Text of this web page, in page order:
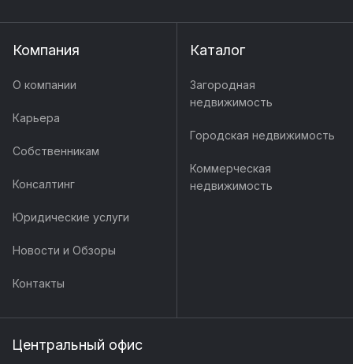
Компания
О компании
Карьера
Собственникам
Консалтинг
Юридические услуги
Новости и Обзоры
Контакты
Каталог
Загородная
недвижимость
Городская недвижимость
Коммерческая
недвижимость
Центральный офис